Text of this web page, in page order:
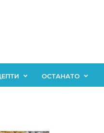
ОСТАНАТО